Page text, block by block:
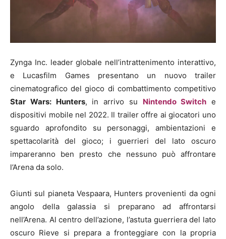
Zynga Inc. leader globale nell’intrattenimento interattivo,
e Lucasfilm Games presentano un nuovo trailer
cinematografico del gioco di combattimento competitivo
Star Wars: Hunters, in arrivo su Nintendo Switch e
dispositivi mobile nel 2022. Il trailer offre ai giocatori uno
sguardo aprofondito su personaggi, ambientazioni e
spettacolarità del gioco; i guerrieri del lato oscuro
impareranno ben presto che nessuno può affrontare
l’Arena da solo.
Giunti sul pianeta Vespaara, Hunters provenienti da ogni
angolo della galassia si preparano ad affrontarsi
nell’Arena. Al centro dell’azione, l’astuta guerriera del lato
oscuro Rieve si prepara a fronteggiare con la propria